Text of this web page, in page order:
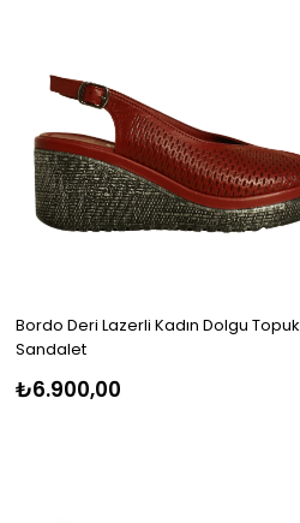
Bordo Deri Lazerli Kadın Dolgu Topuk
Sandalet
₺6.900,00